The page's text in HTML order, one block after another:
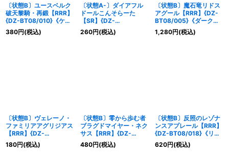
〔状態B〕ユースベルク
破天黎騎・再鍛【RRR】
{DZ-BT08/010}《ケテ
ルサンクチュアリ》
380円(税込)
〔状態A-〕ダイアフル
ドールこんそらーた
【SR】{DZ-
BT08/SR13}《ダークス
テイツ》
260円(税込)
〔状態B〕魔石竜リドス
アグール【RRR】{DZ-
BT08/005}《ダークス
テイツ》
1,280円(税込)
〔状態B〕ヴェレーノ・
ファミリアアグリジアス
【RRR】{DZ-
BT08/014}《ストイケ
イア》
180円(税込)
〔状態B〕零から歩む者
ブラグドマイヤー・ネク
サス【RRR】{DZ-
BT08/004}《ダークス
テイツ》
480円(税込)
〔状態B〕反照のレゾナ
ンスアプレール【RRR】
{DZ-BT08/018}《リリ
カルモナステリオ》
620円(税込)